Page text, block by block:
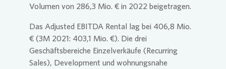
Volumen von 286,3 Mio. € in 2022 beigetragen.
Das Adjusted EBITDA Rental lag bei 406,8 Mio.
€ (3M 2021: 403,1 Mio. €). Die drei
Geschäftsbereiche Einzelverkäufe (Recurring
Sales), Development und wohnungsnahe